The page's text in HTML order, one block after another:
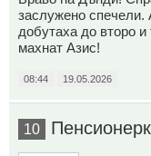
заслужено
добутаха до второ
махнат Азис!
08:44 19.05.2026
10